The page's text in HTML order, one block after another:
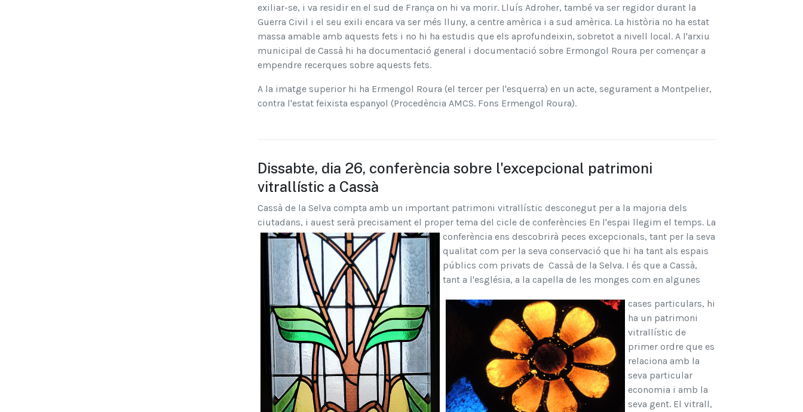
exiliar-se, i va residir en el sud de França on hi va morir. Lluís Adroher, també va ser regidor durant la
Guerra Civil i el seu exili encara va ser més lluny, a centre amèrica i a sud amèrica. La història no ha estat
massa amable amb aquests fets i no hi ha estudis que els aprofundeixin, sobretot a nivell local. A l'arxiu
municipal de Cassà hi ha documentació general i documentació sobre Ermongol Roura per començar a
empendre recerques sobre aquests fets.
A la imatge superior hi ha Ermengol Roura (el tercer per l'esquerra) en un acte, segurament a Montpelier,
contra l'estat feixista espanyol (Procedència AMCS. Fons Ermengol Roura).
Dissabte, dia 26, conferència sobre l'excepcional patrimoni
vitrallístic a Cassà
Cassà de la Selva compta amb un important patrimoni vitrallístic desconegut per a la majoria dels
ciutadans, i auest serà precisament el proper tema del cicle de conferències En l'espai llegim el temps. La
conferència ens descobrirà peces excepcionals, tant per la seva
qualitat com per la seva conservació que hi ha tant als espais
públics com privats de Cassà de la Selva. I és que a Cassà,
tant a l'església, a la capella de les monges com en algunes
cases particulars, hi
ha un patrimoni
vitrallístic de
primer ordre que es
relaciona amb la
seva particular
economia i amb la
seva gent. El vitrall,